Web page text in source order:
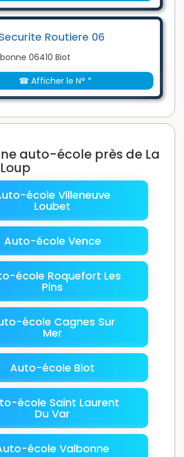
Routiere 06
06410 Biot
☎ Afficher le N° *
auto-école près de La
école Villeneuve
Loubet
Auto-école Vence
école Roquefort Les
Pins
école Cagnes Sur
Mer
Auto-école Biot
école Saint Laurent
Du Var
école Valbonne